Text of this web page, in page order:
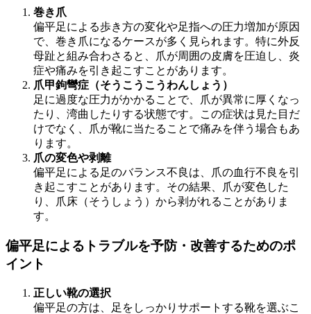
巻き爪
偏平足による歩き方の変化や足指への圧力増加が原因
で、巻き爪になるケースが多く見られます。特に外反
母趾と組み合わさると、爪が周囲の皮膚を圧迫し、炎
症や痛みを引き起こすことがあります。
爪甲鉤彎症（そうこうこうわんしょう）
足に過度な圧力がかかることで、爪が異常に厚くなっ
たり、湾曲したりする状態です。この症状は見た目だ
けでなく、爪が靴に当たることで痛みを伴う場合もあ
ります。
爪の変色や剥離
偏平足による足のバランス不良は、爪の血行不良を引
き起こすことがあります。その結果、爪が変色した
り、爪床（そうしょう）から剥がれることがありま
す。
偏平足によるトラブルを予防・改善するためのポ
イント
正しい靴の選択
偏平足の方は、足をしっかりサポートする靴を選ぶこ